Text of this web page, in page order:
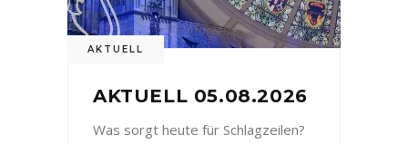
AKTUELL
AKTUELL 05.08.2026
Was sorgt heute für Schlagzeilen?